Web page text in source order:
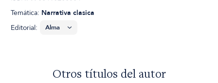
Temática: Narrativa clasica
Editorial:
Otros títulos del autor